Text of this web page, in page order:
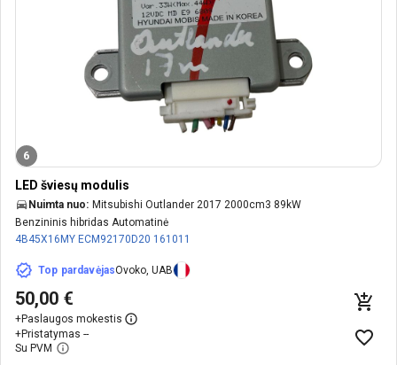
6
LED šviesų modulis
Nuimta nuo: Mitsubishi Outlander 2017 2000cm3 89kW
Benzininis hibridas Automatinė
4B45X16MY ECM92170D20 161011
Top pardavėjasOvoko, UAB
50,00 €
+Paslaugos mokestis
+Pristatymas --
Su PVM